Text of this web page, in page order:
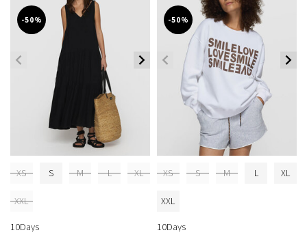
-50%
XS S M L XL
XXL
10Days
-50%
XS S M L XL
XXL
10Days